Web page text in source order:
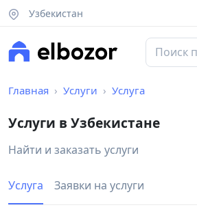
Узбекистан
Главная Услуги Услуга
Услуги в Узбекистане
Найти и заказать услуги
Услуга Заявки на услуги